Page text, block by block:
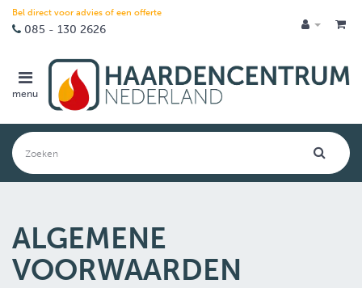
Bel direct voor advies of een offerte
085 - 130 2626
menu
ALGEMENE
VOORWAARDEN